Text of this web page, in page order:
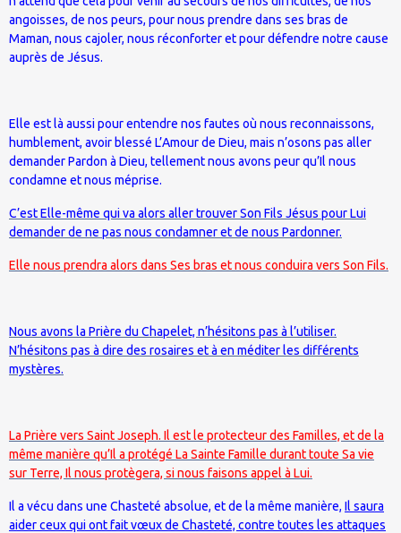
angoisses, de nos peurs, pour nous prendre dans ses bras de
Maman, nous cajoler, nous réconforter et pour défendre notre cause
auprès de Jésus.
Elle est là aussi pour entendre nos fautes où nous reconnaissons,
humblement, avoir blessé L’Amour de Dieu, mais n’osons pas aller
demander Pardon à Dieu, tellement nous avons peur qu’Il nous
condamne et nous méprise.
C’est Elle-même qui va alors aller trouver Son Fils Jésus pour Lui
demander de ne pas nous condamner et de nous Pardonner.
Elle nous prendra alors dans Ses bras et nous conduira vers Son Fils.
Nous avons la Prière du Chapelet, n’hésitons pas à l’utiliser.
N’hésitons pas à dire des rosaires et à en méditer les différents
mystères.
La Prière vers Saint Joseph. Il est le protecteur des Familles, et de la
même manière qu’Il a protégé La Sainte Famille durant toute Sa vie
sur Terre, Il nous protègera, si nous faisons appel à Lui.
Il a vécu dans une Chasteté absolue, et de la même manière, Il saura
aider ceux qui ont fait vœux de Chasteté, contre toutes les attaques